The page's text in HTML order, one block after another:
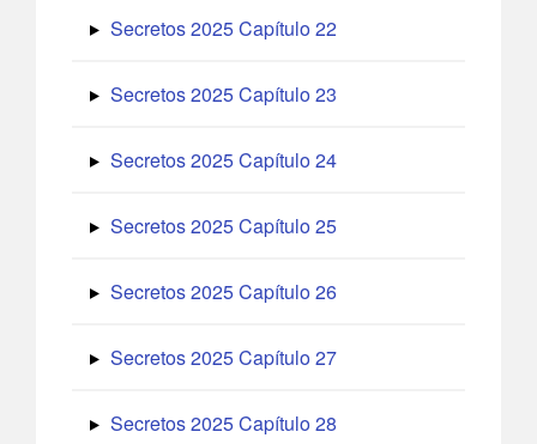
Secretos 2025 Capítulo 22
Secretos 2025 Capítulo 23
Secretos 2025 Capítulo 24
Secretos 2025 Capítulo 25
Secretos 2025 Capítulo 26
Secretos 2025 Capítulo 27
Secretos 2025 Capítulo 28